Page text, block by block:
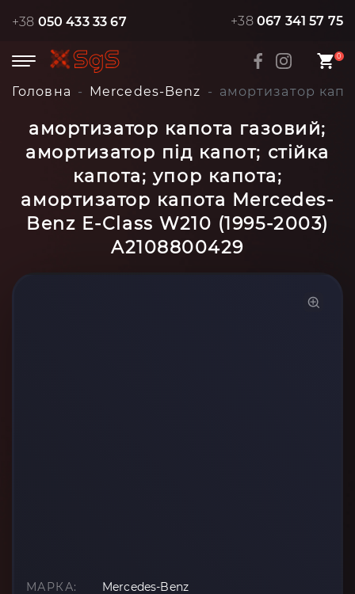
+38 050 433 33 67 +38 067 341 57 75
0
Головна Mercedes-Benz амортизатор
амортизатор капота газовий;
амортизатор під капот; стійка
капота; упор капота;
амортизатор капота Mercedes-
Benz E-Class W210 (1995-2003)
A2108800429
МАРКА:
Mercedes-Benz